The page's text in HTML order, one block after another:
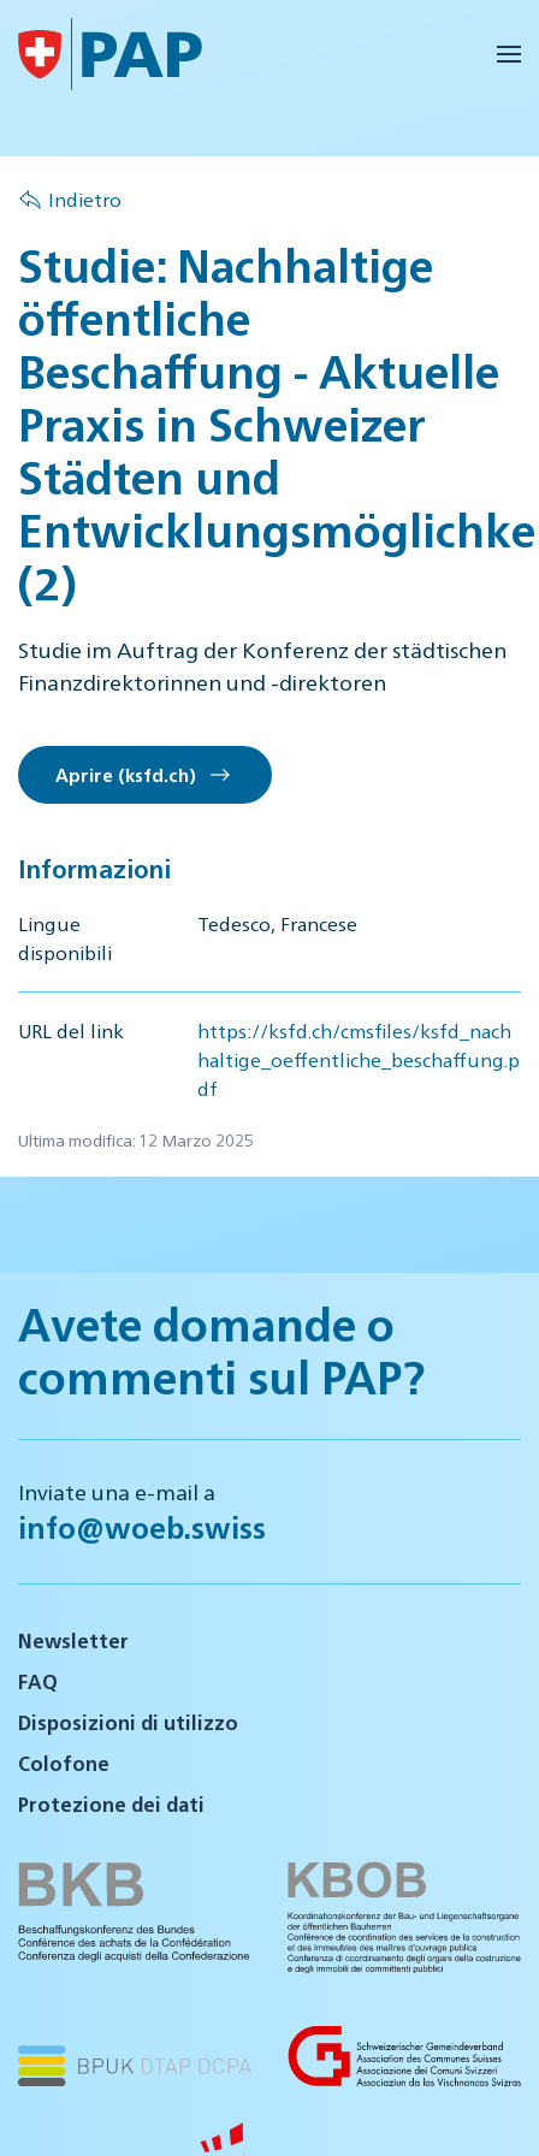
Skip to main content
Indietro
Studie: Nachhaltige
öffentliche
Beschaffung - Aktuelle
Praxis in Schweizer
Städten und
(2)
Studie im Auftrag der Konferenz der städtischen
Finanzdirektorinnen und -direktoren
Aprire (ksfd.ch)
Informazioni
Lingue
disponibili
Tedesco, Francese
URL del link
https://ksfd.ch/cmsfiles/ksfd_nach
haltige_oeffentliche_beschaffung.p
df
Ultima modifica: 12 Marzo 2025
Avete domande o
commenti sul PAP?
Inviate una e-mail a
info@woeb.swiss
Newsletter
FAQ
Disposizioni di utilizzo
Colofone
Protezione dei dati